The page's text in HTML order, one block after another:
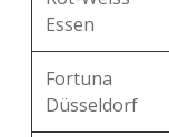
Essen
Fortuna
Düsseldorf